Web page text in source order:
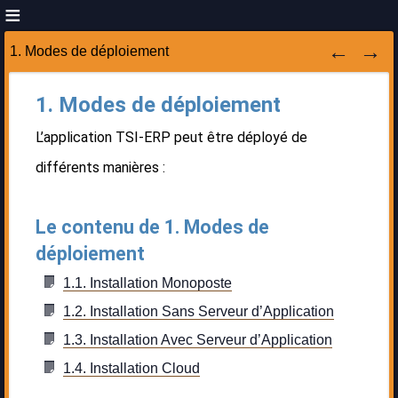
1. Modes de déploiement
1. Modes de déploiement
L’application TSI-ERP peut être déployé de
différents manières :
Le contenu de 1. Modes de
déploiement
1.1. Installation Monoposte
1.2. Installation Sans Serveur d’Application
1.3. Installation Avec Serveur d’Application
1.4. Installation Cloud